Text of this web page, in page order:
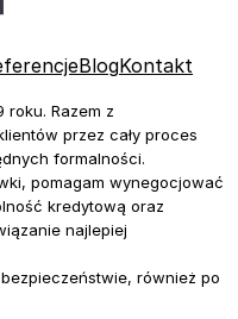
BlogKontakt
roku. Razem z
przez cały proces
formalności.
pomagam wynegocjować
kredytową oraz
najlepiej
również po